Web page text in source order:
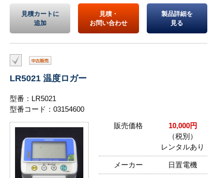
見積カートに
追加
見積・
お問い合わせ
製品詳細を
見る
LR5021 温度ロガー
型番：LR5021
型番コード：03154600
販売価格
10,000円
（税別）
レンタルあり
メーカー 日置電機